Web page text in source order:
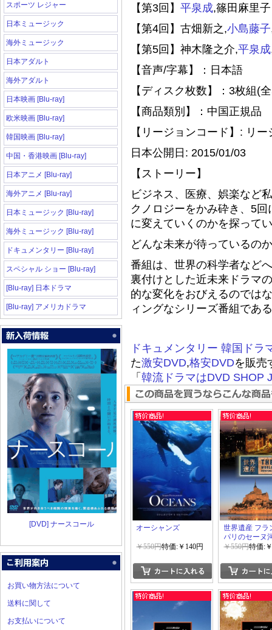
スポーツ レジャー
日本ミュージック
海外ミュージック
日本アダルト
海外アダルト
日本映画 [Blu-ray]
欧米映画 [Blu-ray]
韓国映画 [Blu-ray]
中国・香港映画 [Blu-ray]
日本アニメ [Blu-ray]
海外アニメ [Blu-ray]
日本ミュージック [Blu-ray]
海外ミュージック [Blu-ray]
ドキュメンタリー [Blu-ray]
スペシャル ショー [Blu-ray]
[Blu-ray] 日本ドラマ
[Blu-ray] アメリカドラマ
[DVD] ナースコール
お買い物方法について
送料に関して
お支払いについて
【第3回】 平泉成,篠田麻里子
【第4回】古畑新之,小島藤子
【第5回】神木隆之介,平泉成
【音声/字幕】：日本語
【ディスク枚数】：3枚組(
【商品類別】：中国正規品
【リージョンコード】: リ
日本公開日: 2015/01/03
【ストーリー】
ビジネス、医療、娯楽など
クノロジーをかみ砕き、5
に変えていくのかを探って
どんな未来が待っているの
番組は、世界の科学者など
裏付けとした近未来ドラマ
的な変化をおびえるのでは
ィングなシリーズ番組であ
ドキュメンタリー 韓国ドラ
た激安DVD,格安DVDを販売
「 韓流ドラマはDVD SHOP
オーシャンズ
￥550円特価:￥140円
世界遺産 フラ
パリのセーヌ
ン?サン?ミッ
￥550円特価: